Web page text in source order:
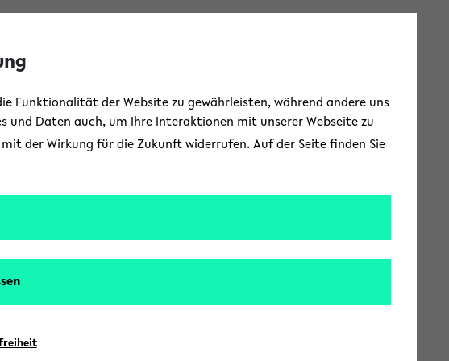
Funktionalität der Website zu gewährleisten, während andere uns
und Daten auch, um Ihre Interaktionen mit unserer Webseite zu
mit der Wirkung für die Zukunft widerrufen. Auf der Seite finden Sie